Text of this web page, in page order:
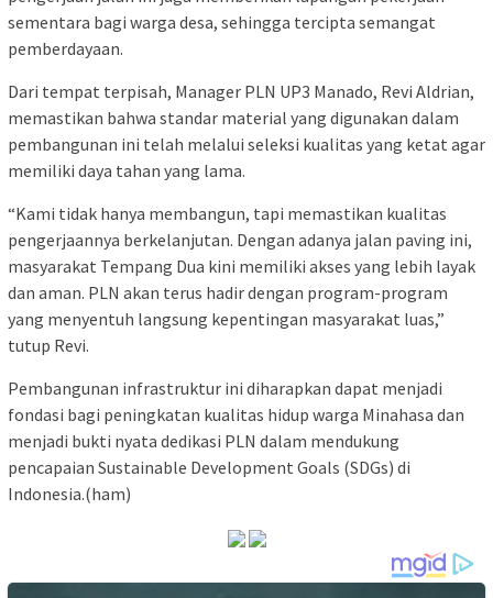
sementara bagi warga desa, sehingga tercipta semangat
pemberdayaan.
Dari tempat terpisah, Manager PLN UP3 Manado, Revi Aldrian,
memastikan bahwa standar material yang digunakan dalam
pembangunan ini telah melalui seleksi kualitas yang ketat agar
memiliki daya tahan yang lama.
“Kami tidak hanya membangun, tapi memastikan kualitas
pengerjaannya berkelanjutan. Dengan adanya jalan paving ini,
masyarakat Tempang Dua kini memiliki akses yang lebih layak
dan aman. PLN akan terus hadir dengan program-program
yang menyentuh langsung kepentingan masyarakat luas,”
tutup Revi.
Pembangunan infrastruktur ini diharapkan dapat menjadi
fondasi bagi peningkatan kualitas hidup warga Minahasa dan
menjadi bukti nyata dedikasi PLN dalam mendukung
pencapaian Sustainable Development Goals (SDGs) di
Indonesia.(ham)